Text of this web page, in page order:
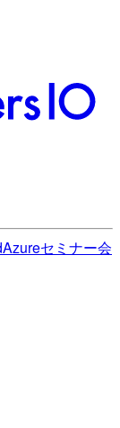
Azureセミナー会